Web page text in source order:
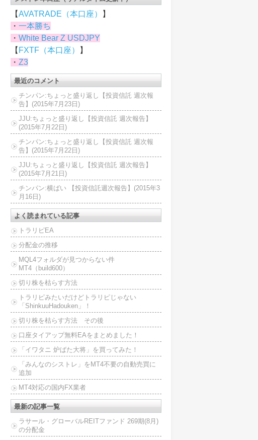
【AVATRADE（本口座）
】
・ 一本勝ち
・ White Bear Z USDJPY
【 FXTF（本口座）
】
・ Z3
最近のコメント
チンパン:ちょっと盛り返し【投資信託 週次報
告】(2015年7月23日)
JJU:ちょっと盛り返し【投資信託 週次報告】
(2015年7月22日)
チンパン:ちょっと盛り返し【投資信託 週次報
告】(2015年7月22日)
JJU:ちょっと盛り返し【投資信託 週次報告】
(2015年7月21日)
チンパン:横ばい 【投資信託週次報告】(2015年3
月16日)
よく読まれている記事
トラリピEA
分配金の推移
MQL4フォルダが見つからない件
MT4（build600）
切り株を枯らす方法
トラリピみたいだけどトラリピじゃない
「ShinkuuHadouken」！
切り株を枯らす方法 その後
口座タイアップ無料EAをまとめました！
「イワタニ 炉ばた大将」を買ってみた！
「みんなのシストレ」をMT4不要の自動売買に
追加
MT4対応の国内FX業者
最新の記事一覧
ラサール・グローバルREITファンド 269期(8月)
の分配金